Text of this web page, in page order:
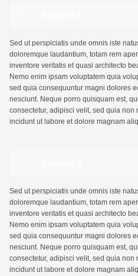
Sed ut perspiciatis unde omnis iste
doloremque laudantium, totam rem
inventore veritatis et quasi architecto
Nemo enim ipsam voluptatem quia
sed quia consequuntur magni dolores
nesciunt. Neque porro quisquam est,
consectetur, adipisci velit, sed quia non
incidunt ut labore et dolore magnam
Sed ut perspiciatis unde omnis iste
doloremque laudantium, totam rem
inventore veritatis et quasi architecto
Nemo enim ipsam voluptatem quia
sed quia consequuntur magni dolores
nesciunt. Neque porro quisquam est,
consectetur, adipisci velit, sed quia non
incidunt ut labore et dolore magnam